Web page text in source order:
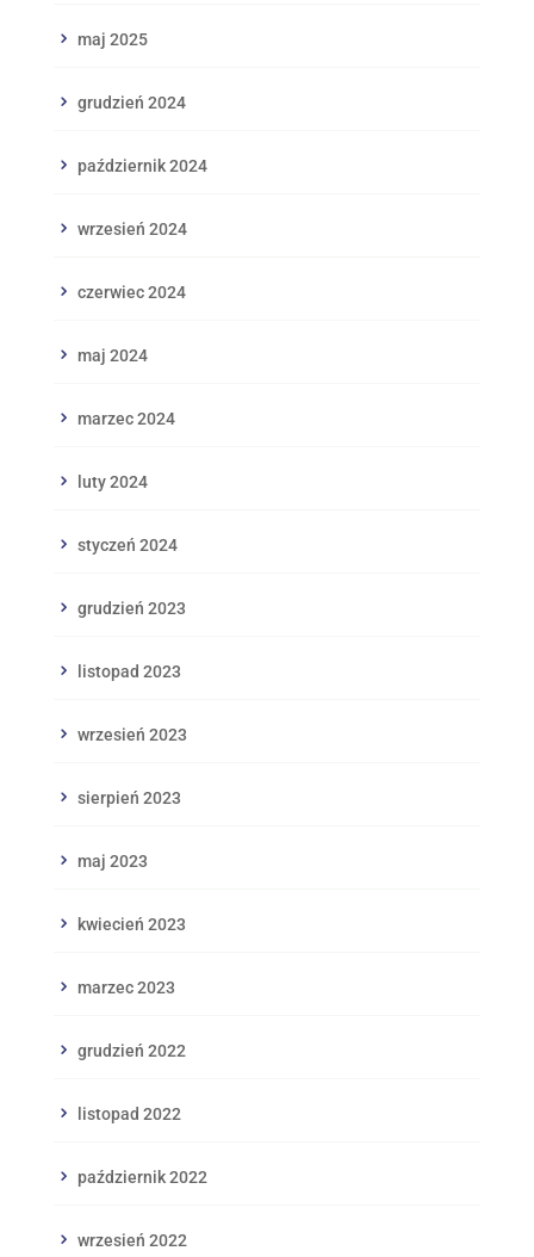
maj 2025
grudzień 2024
październik 2024
wrzesień 2024
czerwiec 2024
maj 2024
marzec 2024
luty 2024
styczeń 2024
grudzień 2023
listopad 2023
wrzesień 2023
sierpień 2023
maj 2023
kwiecień 2023
marzec 2023
grudzień 2022
listopad 2022
październik 2022
wrzesień 2022